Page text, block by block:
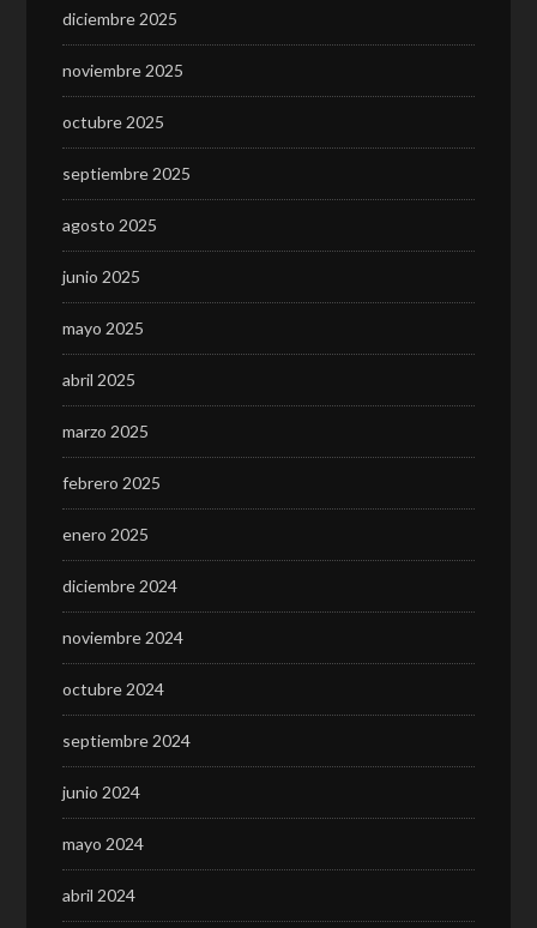
diciembre 2025
noviembre 2025
octubre 2025
septiembre 2025
agosto 2025
junio 2025
mayo 2025
abril 2025
marzo 2025
febrero 2025
enero 2025
diciembre 2024
noviembre 2024
octubre 2024
septiembre 2024
junio 2024
mayo 2024
abril 2024